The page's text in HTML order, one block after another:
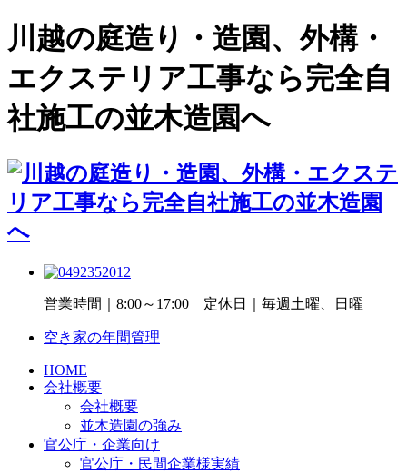
川越の庭造り・造園、外構・
エクステリア工事なら完全自
社施工の並木造園へ
営業時間｜8:00～17:00 定休日｜毎週土曜、日曜
空き家の年間管理
HOME
会社概要
会社概要
並木造園の強み
官公庁・企業向け
官公庁・民間企業様実績